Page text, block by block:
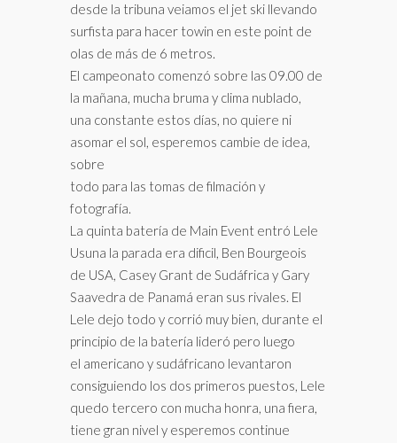
desde la tribuna veiamos el jet ski llevando
surfista para hacer towin en este point de
olas de más de 6 metros.
El campeonato comenzó sobre las 09.00 de
la mañana, mucha bruma y clima nublado,
una constante estos días, no quiere ni
asomar el sol, esperemos cambie de idea,
sobre
todo para las tomas de filmación y
fotografía.
La quinta batería de Main Event entró Lele
Usuna la parada era dificil, Ben Bourgeois
de USA, Casey Grant de Sudáfrica y Gary
Saavedra de Panamá eran sus rivales. El
Lele dejo todo y corrió muy bien, durante el
principio de la batería lideró pero luego
el americano y sudáfricano levantaron
consiguiendo los dos primeros puestos, Lele
quedo tercero con mucha honra, una fiera,
tiene gran nivel y esperemos continue